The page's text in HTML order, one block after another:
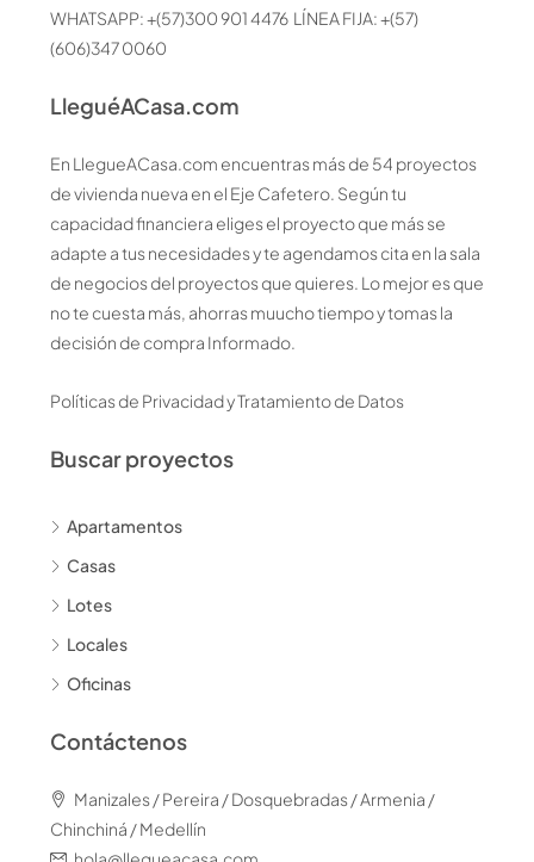
WHATSAPP: +(57)300 901 4476 LÍNEA FIJA: +(57)
(606)347 0060
LleguéACasa.com
En LlegueACasa.com encuentras más de 54 proyectos
de vivienda nueva en el Eje Cafetero. Según tu
capacidad financiera eliges el proyecto que más se
adapte a tus necesidades y te agendamos cita en la sala
de negocios del proyectos que quieres. Lo mejor es que
no te cuesta más, ahorras muucho tiempo y tomas la
decisión de compra Informado.
Políticas de Privacidad y Tratamiento de Datos
Buscar proyectos
Apartamentos
Casas
Lotes
Locales
Oficinas
Contáctenos
Manizales / Pereira / Dosquebradas / Armenia /
Chinchiná / Medellín